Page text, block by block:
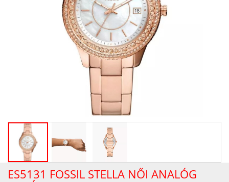
ES5131 FOSSIL STELLA NŐI ANALÓG